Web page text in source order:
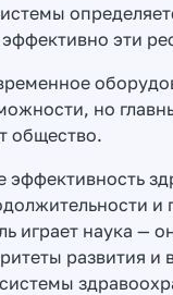
эти
но
общество.
эффективность
играет наука —
развития